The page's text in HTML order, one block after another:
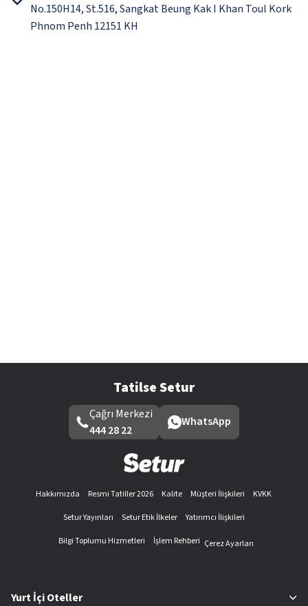
No.150H14, St.516, Sangkat Beung Kak I Khan Toul Kork
Phnom Penh 12151 KH
Tatilse Setur
Çağrı Merkezi
444 28 22
WhatsApp
Hakkımızda Resmi Tatiller 2026 Kalite Müşteri İlişkileri
KVKK
Setur Yayınları
Setur Etik İlkeler
Yatırımcı İlişkileri
Bilgi Toplumu Hizmetleri
İşlem Rehberi Çerez Ayarları
Yurt İçi Oteller